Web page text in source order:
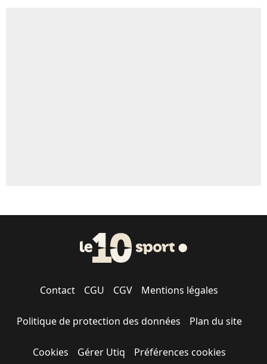
Contact CGU CGV Mentions légales
Politique de protection des données Plan du site
Cookies Gérer Utiq Préférences cookies